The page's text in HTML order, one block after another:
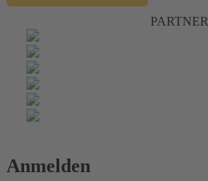
PARTNER
Anmelden